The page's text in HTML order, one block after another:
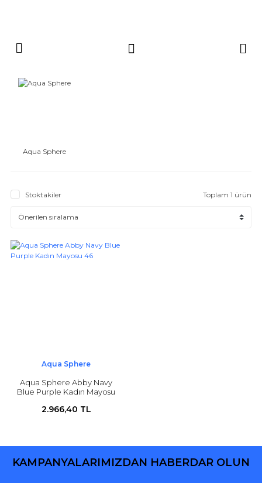
Aqua Sphere
Stoktakiler Toplam 1 ürün
Aqua Sphere
Aqua Sphere Abby Navy
Blue Purple Kadın Mayosu
2.966,40 TL
KAMPANYALARIMIZDAN HABERDAR OLUN